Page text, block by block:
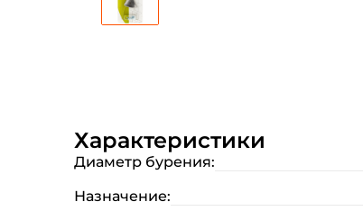
Характеристики
Диаметр бурения:
Назначение: